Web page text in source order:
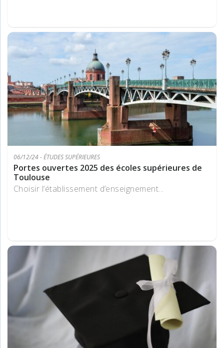
06/12/24 - ÉTUDES SUPÉRIEURES
Portes ouvertes 2025 des écoles supérieures de
Toulouse
Choisir l’établissement d’enseignement...